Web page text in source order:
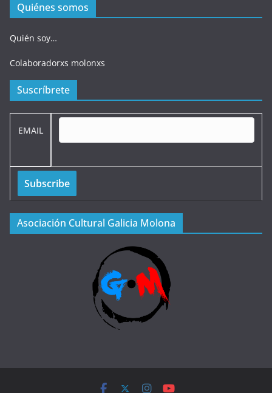
Quiénes somos
Quién soy…
Colaboradorxs molonxs
Suscríbrete
EMAIL
Asociación Cultural Galicia Molona